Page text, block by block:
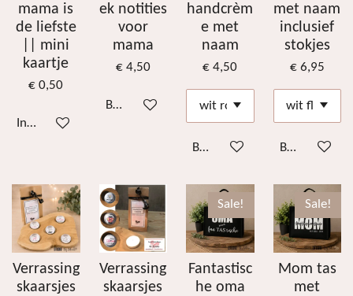
mama is
de liefste
|| mini
kaartje
€ 0,50
In winkelwagen
ek notities
voor
mama
€ 4,50
Bekijk details
handcrèm
e met
naam
€ 4,50
Bekijk details
met naam
inclusief
stokjes
€ 6,95
Bekijk details
Verrassing
skaarsjes
Verrassing
skaarsjes
Sale!
Fantastisc
he oma
Sale!
Mom tas
met